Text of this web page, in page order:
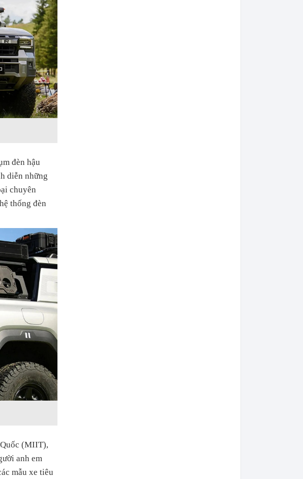
đèn hậu
diễn những
chuyên
thống đèn
(MIIT),
anh em
mẫu xe tiêu